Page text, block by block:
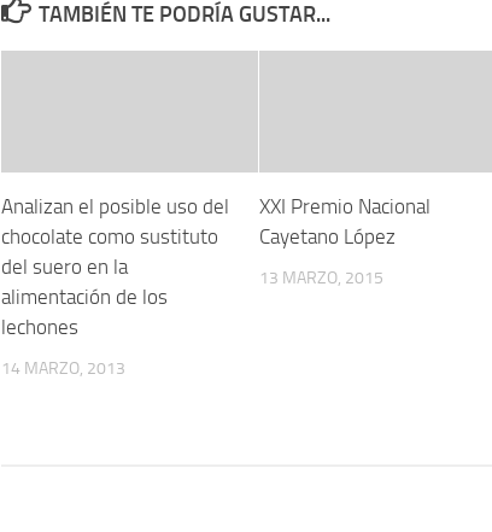
TAMBIÉN TE PODRÍA GUSTAR...
Analizan el posible uso del
chocolate como sustituto
del suero en la
alimentación de los
lechones
14 MARZO, 2013
XXI Premio Nacional
Cayetano López
13 MARZO, 2015